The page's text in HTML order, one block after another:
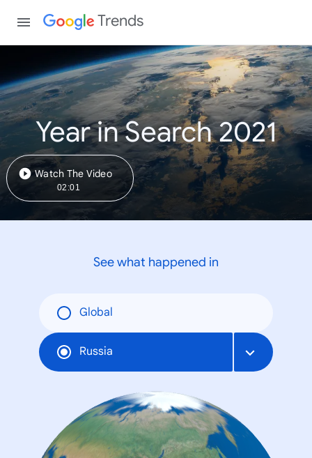
Trends
Year in Search 2021
Watch The Video
02:01
See what happened in
Global
Russia